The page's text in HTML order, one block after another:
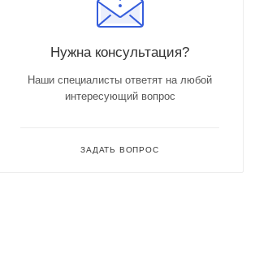
Нужна консультация?
Наши специалисты ответят на любой
интересующий вопрос
ЗАДАТЬ ВОПРОС